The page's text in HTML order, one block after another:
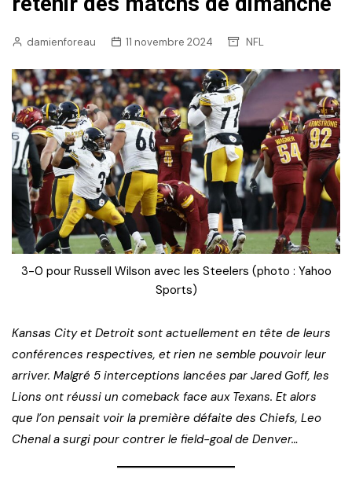
damienforeau 11 novembre 2024 NFL
3-0 pour Russell Wilson avec les Steelers (photo : Yahoo
Sports)
Kansas City et Detroit sont actuellement en tête de leurs
conférences respectives, et rien ne semble pouvoir leur
arriver. Malgré 5 interceptions lancées par Jared Goff, les
Lions ont réussi un comeback face aux Texans. Et alors
que l’on pensait voir la première défaite des Chiefs, Leo
Chenal a surgi pour contrer le field-goal de Denver…